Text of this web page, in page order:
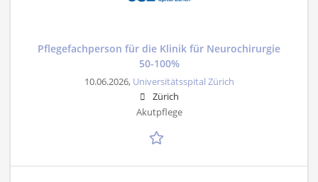
Pflegefachperson für die Klinik für Neurochirurgie
50-100%
10.06.2026, Universitätsspital Zürich
Zürich
Akutpflege